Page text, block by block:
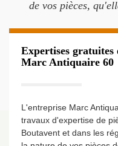
de vos pièces,
Expertises
Marc Antiquaire 60
L'entreprise Marc
travaux d'expertise de
Boutavent et dans les